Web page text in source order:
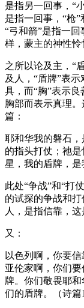
是指另一回事，“
是指一回事，“枪”
“弓和箭”是指一
样，蒙主的神性怜
之所以论及主，“
及人，“盾牌”表
具，而“胸”表示
胸部而表示真理
篇：
耶和华我的磐石
的指头打仗；祂
星，我的盾牌，是
此处“争战”和“打
的试探的争战和
人，是指信靠，这
又：
以色列啊，你要
亚伦家啊，你们
牌。你们敬畏耶
们的盾牌。（诗篇